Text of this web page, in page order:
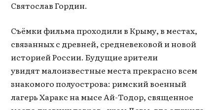
Святослав Гордин.
Съёмки фильма проходили в Крыму, в местах,
связанных с древней, средневековой и новой
историей России. Будущие зрители
увидят малоизвестные места прекрасно всем
знакомого полуострова: римский военный
лагерь Харакс на мысе Ай-Тодор, священное